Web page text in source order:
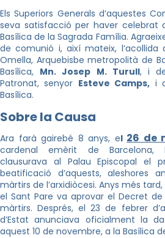
Els Superiors Generals d’aquestes
seva satisfacció per haver celebrat
Basílica de la Sagrada Família.
de comunió i, així mateix, l’acollida
Omella, Arquebisbe metropolità de
Basílica, Mn. Josep M. Turull, i
Patronat, senyor Esteve Camps, i
Basílica.
Sobre la Causa
Ara farà gairebé 8 anys, el 26 de
cardenal emèrit de Barcelona,
clausurava al Palau Episcopal el
beatificació d’aquests, aleshores
màrtirs de l’arxidiòcesi. Anys més
el Sant Pare va aprovar el Decret de
màrtirs. Després, el 23 de febrer
d’Estat anunciava oficialment la
aquest 10 de novembre, a la Basílica